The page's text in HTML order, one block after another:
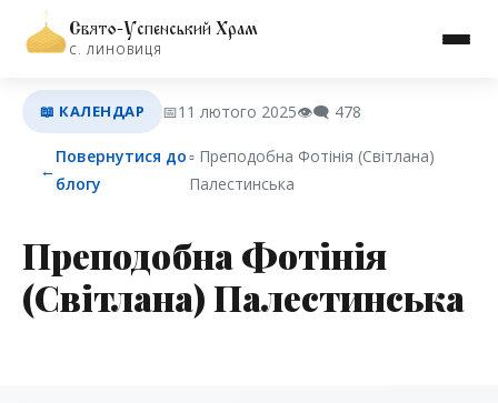
Свято-Успенський Храм
С. ЛИНОВИЦЯ
📖 КАЛЕНДАР 📅11 лютого 2025👁️‍🗨️ 478
←
Повернутися до
блогу
▫︎ Преподобна Фотінія (Світлана)
Палестинська
Преподобна Фотінія
(Світлана) Палестинська